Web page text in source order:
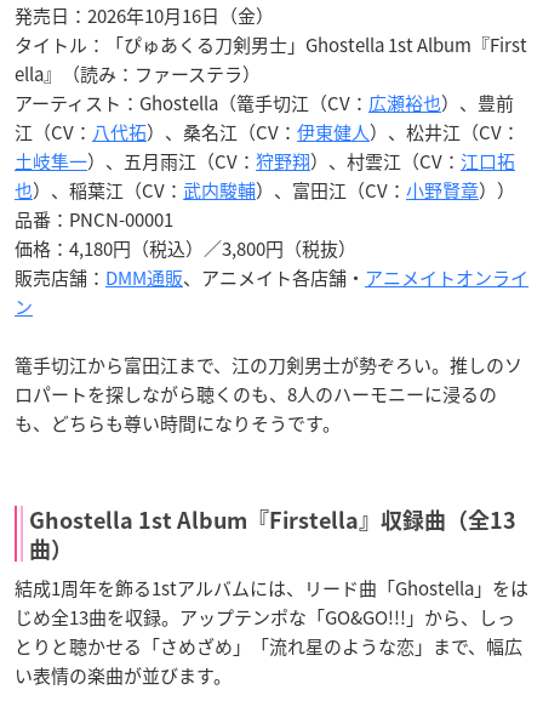
発売日：2026年10月16日（金）
タイトル：「ぴゅあくる刀剣男士」Ghostella 1st Album『First
ella』（読み：ファーステラ）
アーティスト：Ghostella（篭手切江（CV： 広瀬裕也）、豊前
江（CV： 八代拓）、桑名江（CV： 伊東健人）、松井江（CV：
土岐隼一）、五月雨江（CV： 狩野翔）、村雲江（CV： 江口拓
也）、稲葉江（CV： 武内駿輔）、富田江（CV： 小野賢章））
品番：PNCN-00001
価格：4,180円（税込）／3,800円（税抜）
販売店舗： DMM通販、アニメイト各店舗・ アニメイトオンライ
ン
篭手切江から富田江まで、江の刀剣男士が勢ぞろい。推しのソ
ロパートを探しながら聴くのも、8人のハーモニーに浸るの
も、どちらも尊い時間になりそうです。
Ghostella 1st Album『Firstella』収録曲（全13
曲）
結成1周年を飾る1stアルバムには、リード曲「Ghostella」をは
じめ全13曲を収録。アップテンポな「GO&GO!!!」から、しっ
とりと聴かせる「さめざめ」「流れ星のような恋」まで、幅広
い表情の楽曲が並びます。